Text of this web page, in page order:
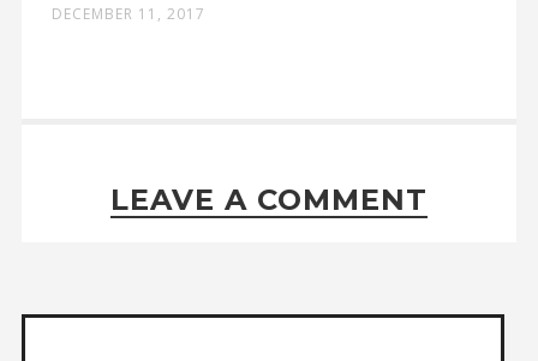
DECEMBER 11, 2017
LEAVE A COMMENT